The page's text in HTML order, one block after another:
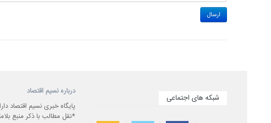
درباره نسیم اقتصاد
پایگاه خبری نسیم اقتصاد
*نقل مطالب با ذکر منبع
شبکه های اجتماعی